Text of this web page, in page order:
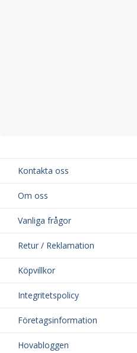
Kontakta oss
Om oss
Vanliga frågor
Retur / Reklamation
Köpvillkor
Integritetspolicy
Företagsinformation
Hovabloggen